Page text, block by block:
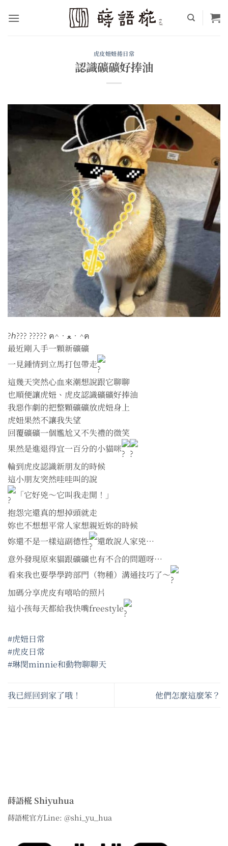
虎皮妞妞捲日常
認識礦礦好捧油
?ℎ??? ????? ฅ^•ﻌ•^ฅ
最近剛入手一顆新礦礦
一見鍾情到立馬打包帶走
這幾天突然心血來潮想說跟它聊聊
也順便讓虎妞、虎皮認識礦礦好捧油
我惡作劇的把整顆礦礦放虎妞身上
虎妞果然不讓我失望
回覆礦礦一個尷尬又不失禮的微笑
果然是進退得宜一百分的小貓咪
輪到虎皮認識新朋友的時候
這小朋友突然哇哇叫的說
「它好兇～它叫我走開！」
抱怨完還真的想掉頭就走
妳也不想想平常人家想親近妳的時候
妳還不是一樣這副德性
還敢說人家兇⋯
意外發現原來貓跟礦礦也有不合的問題呀⋯
看來我也要學學跨部門（物種）溝通技巧了～
加碼分享虎皮有嘻哈的照片
這小孩每天都給我快嘴freestyle
#虎妞日常
#虎皮日常
#琳閔minnie和動物聊聊天
我已經回到家了哦！ 他們怎麼這麼笨？
蒔語椛 Shiyuhua
蒔語椛官方Line: @shi_yu_hua